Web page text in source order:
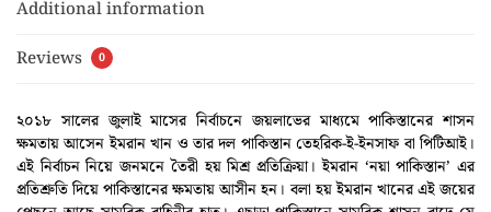
Additional information
Reviews
0
২০১৮ সালের জুলাই মাসের নির্বাচনে জয়লাভের মাধ্যমে পাকিস্তানের শাসন
ক্ষমতায় আসেন ইমরান খান ও তার দল পাকিস্তান তেহরিক-ই-ইনসাফ বা পিটিআই।
এই নির্বাচন নিয়ে জনমনে তৈরী হয় মিশ্র প্রতিক্রিয়া। ইমরান ‘নয়া পাকিস্তান’ এর
প্রতিশ্রুতি দিয়ে পাকিস্তানের ক্ষমতায় আসীন হন। বলা হয় ইমরান খানের এই জয়ের